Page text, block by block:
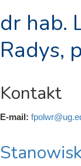
dr hab.
Radys,
Kontakt
E-mail: